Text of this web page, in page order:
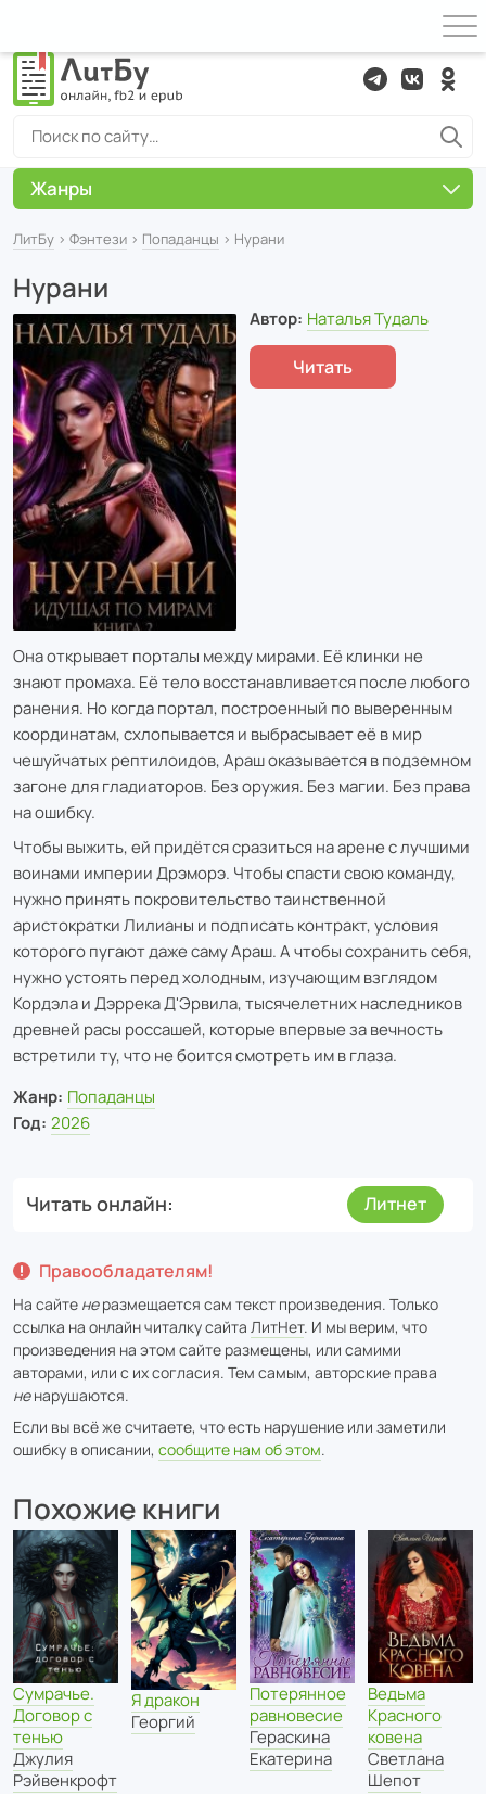
ЛитБу › Фэнтези › Попаданцы › Нурани
Нурани
Автор: Наталья Тудаль
Читать
Она открывает порталы между мирами. Её клинки не
знают промаха. Её тело восстанавливается после любого
ранения. Но когда портал, построенный по выверенным
координатам, схлопывается и выбрасывает её в мир
чешуйчатых рептилоидов, Араш оказывается в подземном
загоне для гладиаторов. Без оружия. Без магии. Без права
на ошибку.
Чтобы выжить, ей придётся сразиться на арене с лучшими
воинами империи Дрэморэ. Чтобы спасти свою команду,
нужно принять покровительство таинственной
аристократки Лилианы и подписать контракт, условия
которого пугают даже саму Араш. А чтобы сохранить себя,
нужно устоять перед холодным, изучающим взглядом
Кордэла и Дэррека Д'Эрвила, тысячелетних наследников
древней расы россашей, которые впервые за вечность
встретили ту, что не боится смотреть им в глаза.
Жанр: Попаданцы
Год: 2026
Читать онлайн Литнет
Правообладателям!
На сайте неразмещается сам текст произведения. Только
ссылка на онлайн читалку сайта ЛитНет. И мы верим, что
произведения на этом сайте размещены, или самими
авторами, или с их согласия. Тем самым, авторские права
ненарушаются.
Если вы всё же считаете, что есть нарушение или заметили
ошибку в описании, сообщите нам об этом.
Похожие книги
Сумрачье.
Договор с
тенью
Джулия
Рэйвенкрофт
Я дракон
Георгий
Потерянное
равновесие
Гераскина
Екатерина
Ведьма
Красного
ковена
Светлана
Шепот
Жанры